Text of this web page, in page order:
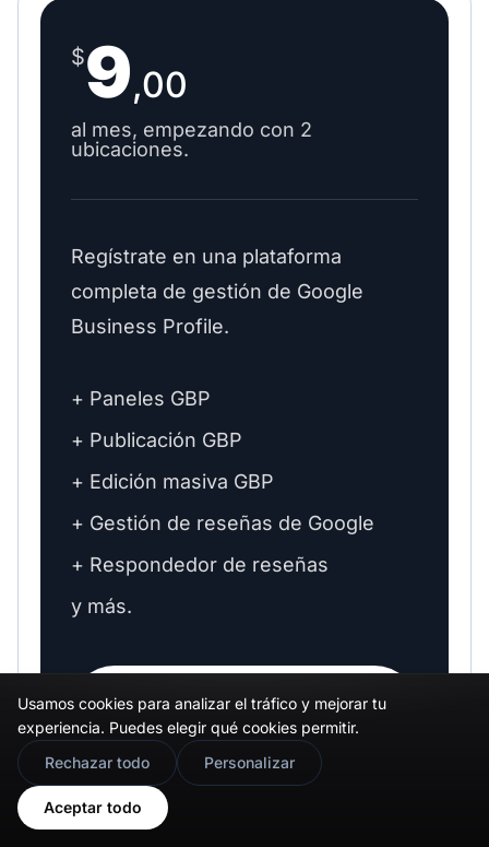
$9,00
al mes, empezando con 2
ubicaciones.
Regístrate en una plataforma
completa de gestión de Google
Business Profile.
+ Paneles GBP
+ Publicación GBP
+ Edición masiva GBP
+ Gestión de reseñas de Google
+ Respondedor de reseñas
y más.
Comenzar prueba gratuita de 7
días
→
Todas las funciones incluidas.
Usamos cookies para analizar el tráfico y mejorar tu
experiencia. Puedes elegir qué cookies permitir.
Rechazar todo
Personalizar
Aceptar todo
🇬🇧 Would you prefer this site in English?
View in English